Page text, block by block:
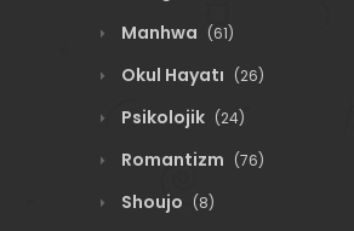
Manhwa (61)
Okul Hayatı (26)
Psikolojik (24)
Romantizm (76)
Shoujo (8)